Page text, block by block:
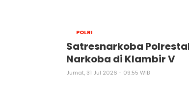
POLRI
Satresnarkoba
Narkoba di Klambir V
Jumat, 31 Jul 2026 - 09:55 WIB